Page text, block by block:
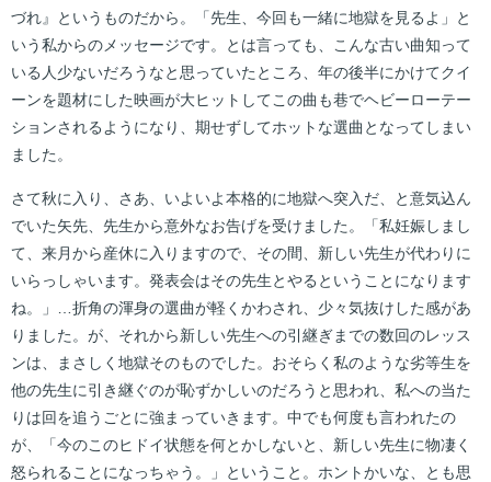
づれ』というものだから。「先生、今回も一緒に地獄を見るよ」と
いう私からのメッセージです。とは言っても、こんな古い曲知って
いる人少ないだろうなと思っていたところ、年の後半にかけてクイ
ーンを題材にした映画が大ヒットしてこの曲も巷でヘビーローテー
ションされるようになり、期せずしてホットな選曲となってしまい
ました。
さて秋に入り、さあ、いよいよ本格的に地獄へ突入だ、と意気込ん
でいた矢先、先生から意外なお告げを受けました。「私妊娠しまし
て、来月から産休に入りますので、その間、新しい先生が代わりに
いらっしゃいます。発表会はその先生とやるということになります
ね。」…折角の渾身の選曲が軽くかわされ、少々気抜けした感があ
りました。が、それから新しい先生への引継ぎまでの数回のレッス
ンは、まさしく地獄そのものでした。おそらく私のような劣等生を
他の先生に引き継ぐのが恥ずかしいのだろうと思われ、私への当た
りは回を追うごとに強まっていきます。中でも何度も言われたの
が、「今のこのヒドイ状態を何とかしないと、新しい先生に物凄く
怒られることになっちゃう。」ということ。ホントかいな、とも思